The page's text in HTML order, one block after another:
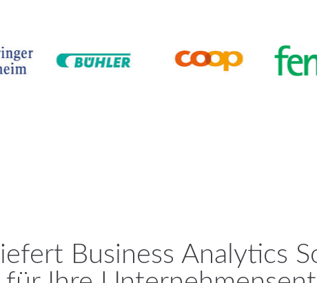
Business Analytics